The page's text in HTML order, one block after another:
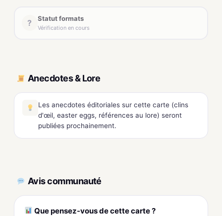
? Statut formats
Vérification en cours
Anecdotes & Lore
Les anecdotes éditoriales sur cette carte (clins
d'œil, easter eggs, références au lore) seront
publiées prochainement.
Avis communauté
Que pensez-vous de cette carte ?